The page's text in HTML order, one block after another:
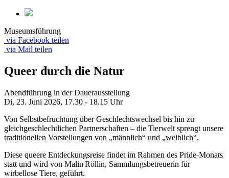
Museumsführung
via Facebook teilen
via Mail teilen
Queer durch die Natur
Abendführung in der Dauerausstellung
Di, 23. Juni 2026, 17.30 - 18.15 Uhr
Von Selbstbefruchtung über Geschlechtswechsel bis hin zu
gleichgeschlechtlichen Partnerschaften – die Tierwelt sprengt unsere
traditionellen Vorstellungen von „männlich“ und „weiblich“.
Diese queere Entdeckungsreise findet im Rahmen des Pride-Monats
statt und wird von Malin Röllin, Sammlungsbetreuerin für
wirbellose Tiere, geführt.